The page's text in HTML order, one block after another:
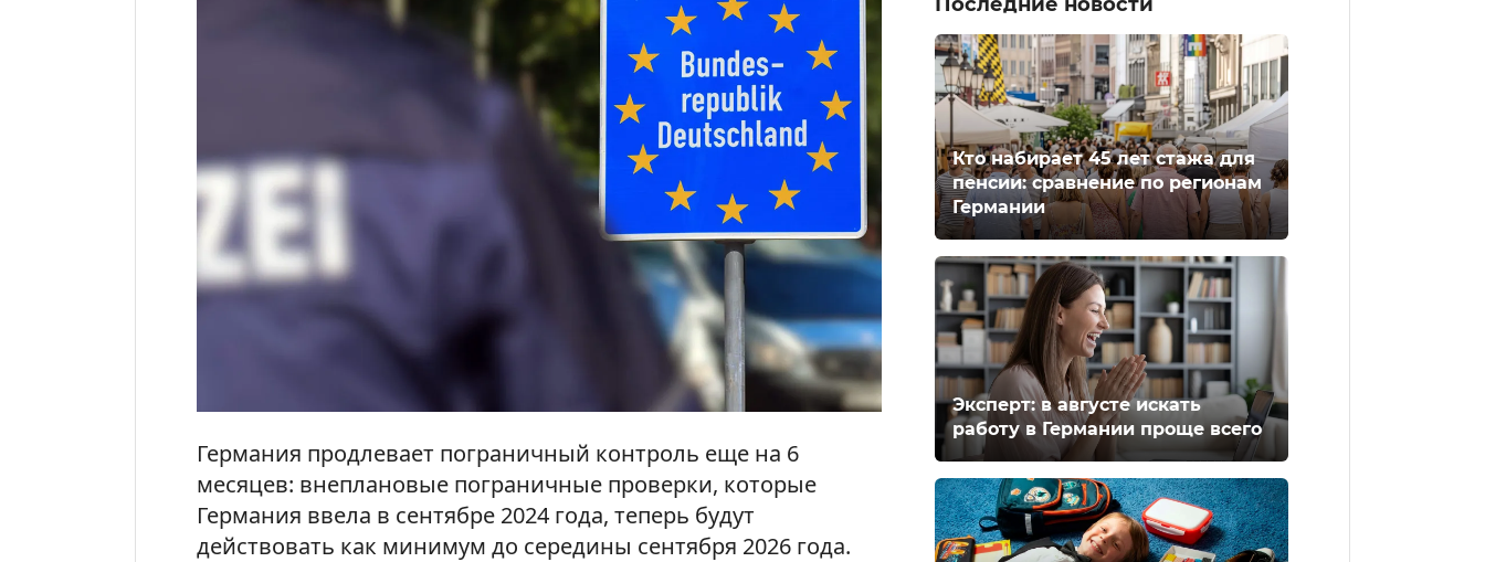
Германия продлевает пограничный контроль еще на 6
месяцев: внеплановые пограничные проверки, которые
Германия ввела в сентябре 2024 года, теперь будут
действовать как минимум до середины сентября 2026 года.
Кто набирает 45 лет стажа для
пенсии: сравнение по регионам
Германии
Эксперт: в августе искать
работу в Германии проще всего